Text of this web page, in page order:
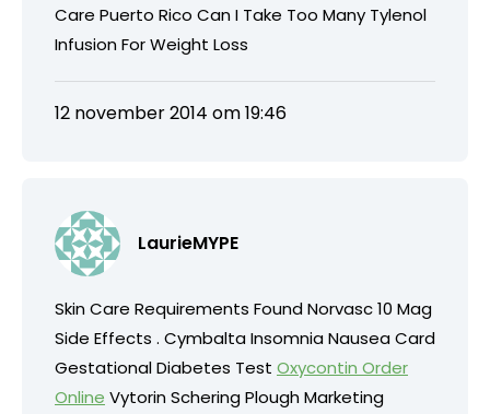
Care Puerto Rico Can I Take Too Many Tylenol
Infusion For Weight Loss
12 november 2014 om 19:46
LaurieMYPE
Skin Care Requirements Found Norvasc 10 Mag
Side Effects . Cymbalta Insomnia Nausea Card
Gestational Diabetes Test Oxycontin Order
Online Vytorin Schering Plough Marketing